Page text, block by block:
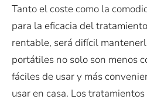
Tanto el coste como la
para la eficacia del
rentable, será difícil
portátiles no solo son menos
fáciles de usar y más
usar en casa. Los